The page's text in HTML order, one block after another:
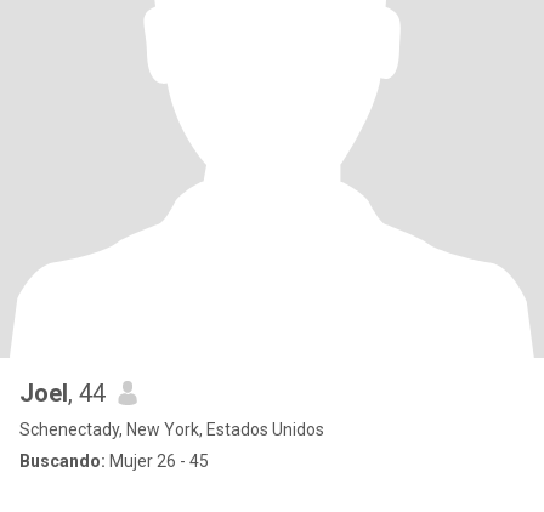
Joel, 44
Schenectady, New York, Estados Unidos
Buscando: Mujer 26 - 45